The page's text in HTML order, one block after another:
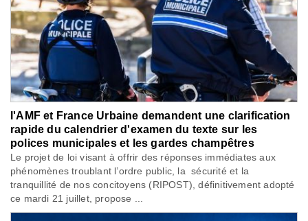
l'AMF et France Urbaine demandent une clarification
rapide du calendrier d'examen du texte sur les
polices municipales et les gardes champêtres
Le projet de loi visant à offrir des réponses immédiates aux
phénomènes troublant l’ordre public, la sécurité et la
tranquillité de nos concitoyens (RIPOST), définitivement adopté
ce mardi 21 juillet, propose ...